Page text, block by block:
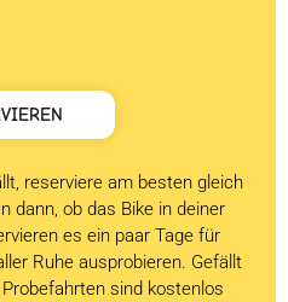
reserviere am besten gleich
dann, ob das Bike in deiner
es ein paar Tage für
Ruhe ausprobieren. Gefällt
sind kostenlos